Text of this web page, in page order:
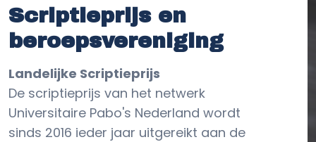
Scriptieprijs en
beroepsvereniging
Landelijke Scriptieprijs
De scriptieprijs van het netwerk
Universitaire Pabo's Nederland wordt
sinds 2016 ieder jaar uitgereikt aan de